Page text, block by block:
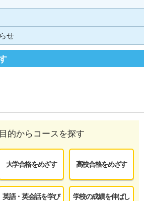
せ
目的からコースを探す
大学合格をめざす 高校合格をめざす
英語・英会話を学び
学校の成績を伸ばし